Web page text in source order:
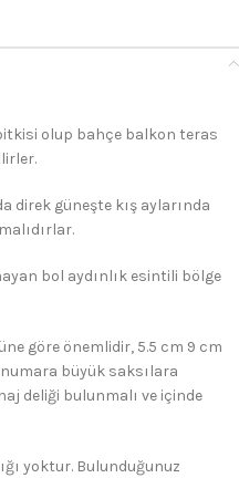
olup bahçe balkon teras
direk güneşte kış aylarında
bol aydınlık esintili bölge
göre önemlidir, 5.5 cm 9 cm
numara büyük saksılara
deliği bulunmalı ve içinde
yoktur. Bulunduğunuz